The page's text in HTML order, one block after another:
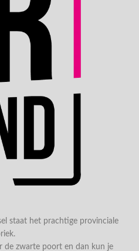
staat het prachtige provinciale
de zwarte poort en dan kun je